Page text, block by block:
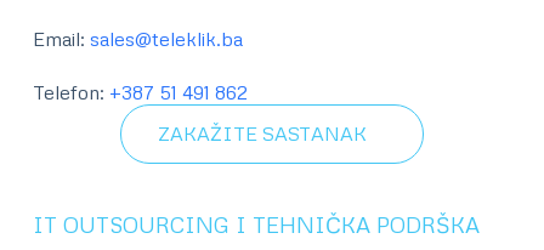
Email: sales@teleklik.ba
Telefon: +387 51 491 862
ZAKAŽITE SASTANAK
IT OUTSOURCING I TEHNIČKA PODRŠKA